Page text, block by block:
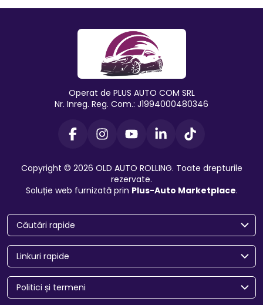
Operat de PLUS AUTO COM SRL
Nr. Inreg. Reg. Com.: J1994000480346
Copyright © 2026 OLD AUTO ROLLING. Toate drepturile
rezervate.
Soluție web furnizată prin Plus-Auto Marketplace.
Căutări rapide
Linkuri rapide
Politici și termeni